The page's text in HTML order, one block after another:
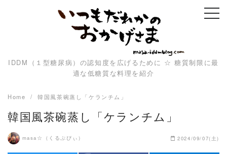
IDDM（１型糖尿病）の認知度を広げるために ☆ 糖質制限に最
適な低糖質な料理を紹介
Home 韓国風茶碗蒸し「ケランチム」
韓国風茶碗蒸し「ケランチム」
masa☆（くるぷぴぃ） 2024/09/07(土)